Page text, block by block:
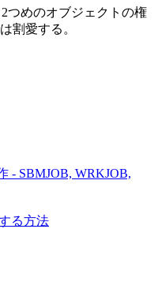
つめのオブジェクトの権
割愛する。
- SBMJOB, WRKJOB,
る方法